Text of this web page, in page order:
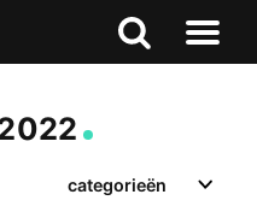
Zoeken
Naar
categorieën
Zoeken